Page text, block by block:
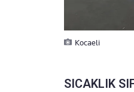
Kocaeli
SICAKLIK